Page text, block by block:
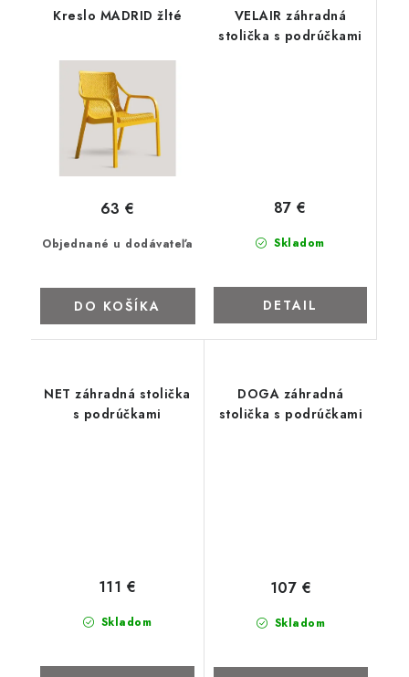
Kreslo MADRID žlté
Objednané u dodávateľa
63 €
DO KOŠÍKA
VELAIR záhradná
stolička s podrúčkami
Skladom
87 €
DETAIL
NET záhradná stolička
s podrúčkami
Skladom
111 €
DOGA záhradná
stolička s podrúčkami
Skladom
107 €